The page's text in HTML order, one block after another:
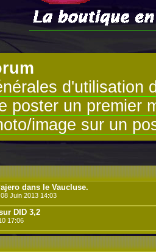
d'utilisation
poster un premier
image sur un
dans le Vaucluse.
Juin 2013 14:03
DID 3,2
17:06